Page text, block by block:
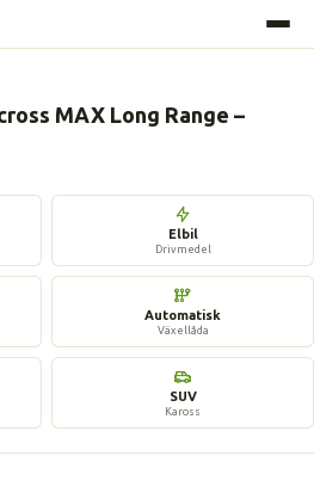
MAX Long Range –
Elbil
Drivmedel
Automatisk
Växellåda
SUV
Kaross